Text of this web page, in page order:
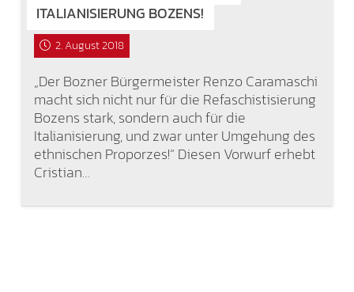
ITALIANISIERUNG BOZENS!
2. August 2018
„Der Bozner Bürgermeister Renzo Caramaschi
macht sich nicht nur für die Refaschistisierung
Bozens stark, sondern auch für die
Italianisierung, und zwar unter Umgehung des
ethnischen Proporzes!“ Diesen Vorwurf erhebt
Cristian…